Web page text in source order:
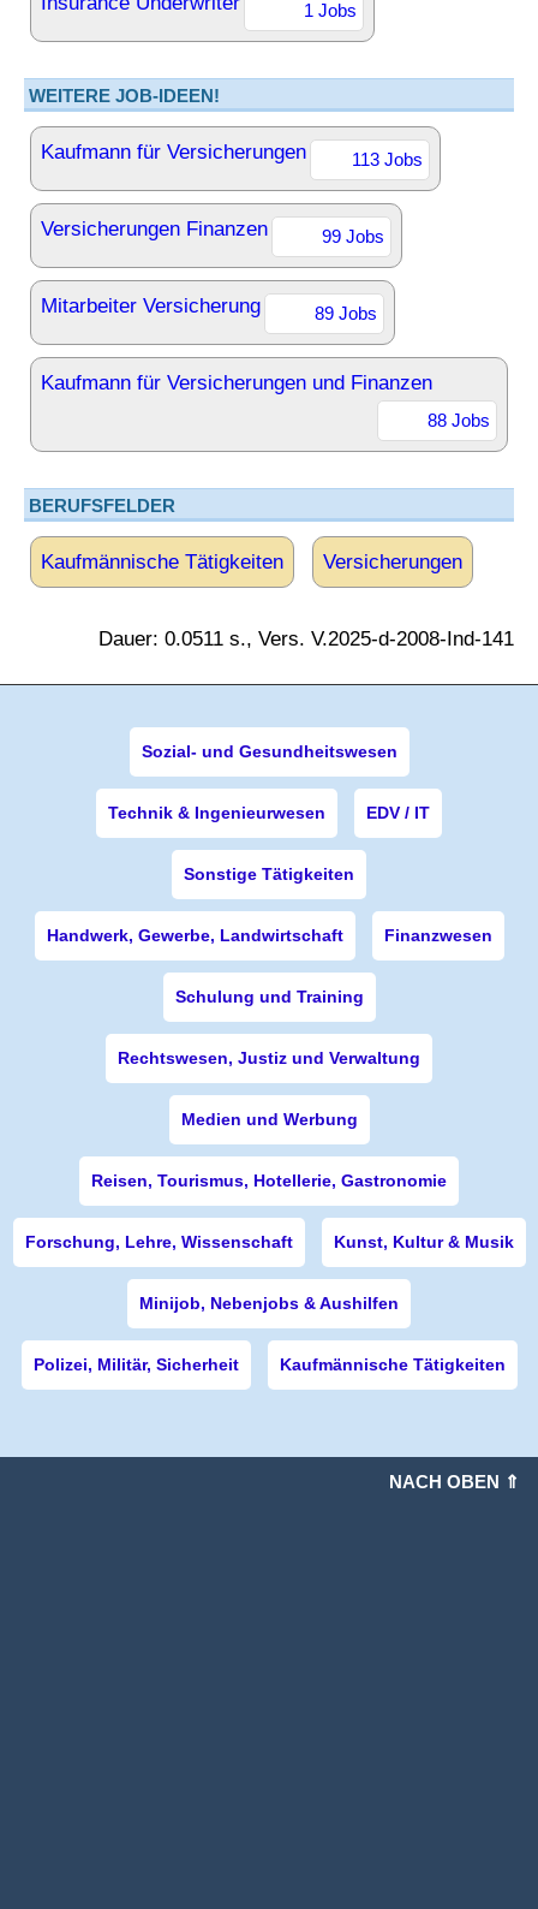
1 Jobs
WEITERE JOB-IDEEN!
Kaufmann für Versicherungen 113 Jobs
Versicherungen Finanzen 99 Jobs
Mitarbeiter Versicherung 89 Jobs
Kaufmann für Versicherungen und Finanzen
88 Jobs
BERUFSFELDER
Kaufmännische Tätigkeiten Versicherungen
Dauer: 0.0511 s., Vers. V.2025-d-2008-Ind-141
Sozial- und Gesundheitswesen
Technik & Ingenieurwesen EDV / IT
Sonstige Tätigkeiten
Handwerk, Gewerbe, Landwirtschaft Finanzwesen
Schulung und Training
Rechtswesen, Justiz und Verwaltung
Medien und Werbung
Reisen, Tourismus, Hotellerie, Gastronomie
Forschung, Lehre, Wissenschaft Kunst, Kultur & Musik
Minijob, Nebenjobs & Aushilfen
Polizei, Militär, Sicherheit Kaufmännische Tätigkeiten
NACH OBEN ⇑